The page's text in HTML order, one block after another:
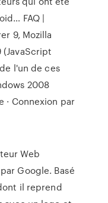
FAQ |
9, Mozilla
(JavaScript
l'un de ces
2008
· Connexion par
Web
Google. Basé
il reprend